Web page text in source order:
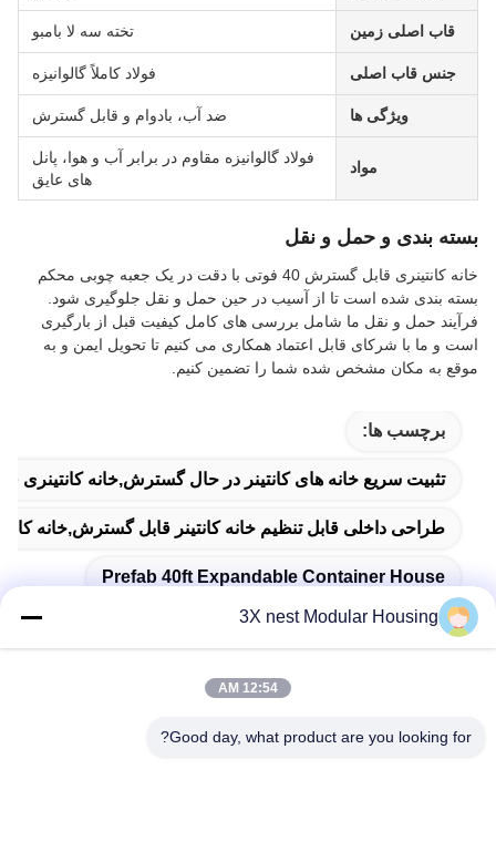
قاب اصلی زمین تخته سه لا بامبو
جنس قاب اصلی فولاد کاملاً گالوانیزه
ویژگی ها ضد آب، بادوام و قابل گسترش
مواد
فولاد گالوانیزه مقاوم در برابر آب و هوا، پانل
های عایق
بسته بندی و حمل و نقل
خانه کانتینری قابل گسترش 40 فوتی با دقت در یک جعبه چوبی محکم
بسته بندی شده است تا از آسیب در حین حمل و نقل جلوگیری شود.
فرآیند حمل و نقل ما شامل بررسی های کامل کیفیت قبل از بارگیری
است و ما با شرکای قابل اعتماد همکاری می کنیم تا تحویل ایمن و به
موقع به مکان مشخص شده شما را تضمین کنیم.
برچسب ها:
تثبیت سریع خانه های کانتینر در حال گسترش,خانه کانتینری قابل جابجایی 20 فوت قابل گسترش,خانه
طراحی داخلی قابل تنظیم خانه کانتینر قابل گسترش,خانه کانتینری قابل گسترش
Prefab 40ft Expandable Container House
3X nest Modular Housing
12:54 AM
Good day, what product are you looking for?